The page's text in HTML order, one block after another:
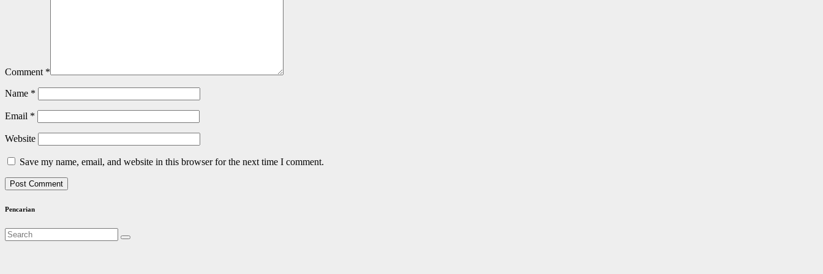
Comment *
Name *
Email *
Website
Save my name, email, and website in this browser for the next time I comment.
Pencarian